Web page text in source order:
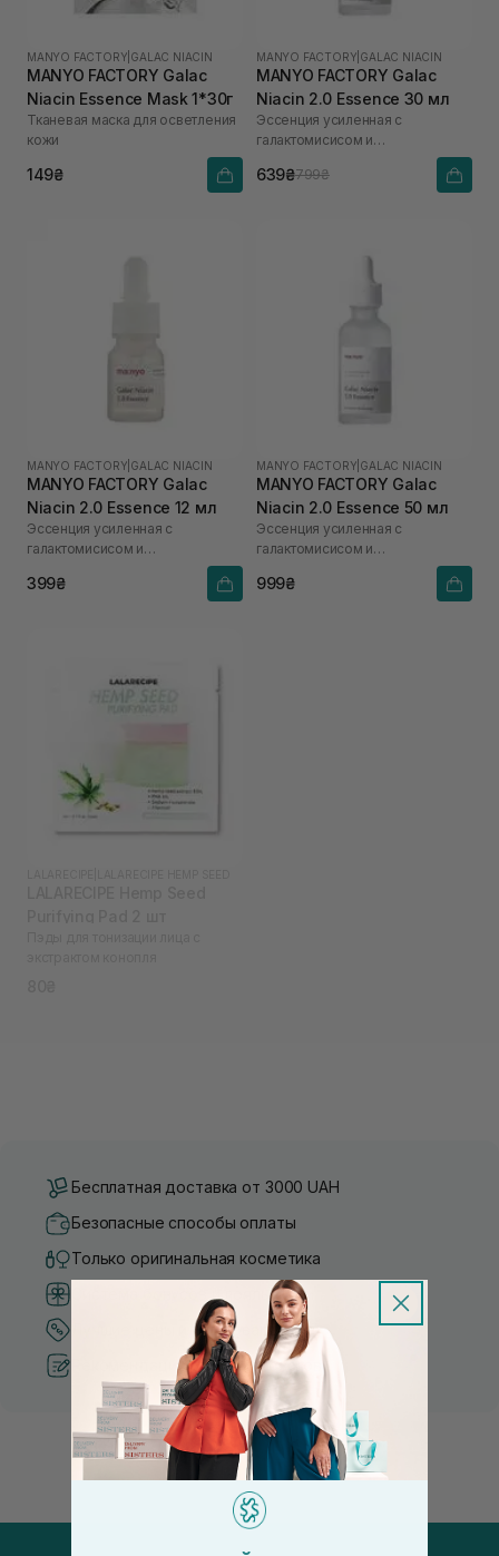
MANYO FACTORY GALAC NIACIN
MANYO FACTORY Galac
Niacin Essence Mask 1*30г
Тканевая маска для осветления
кожи
149₴
MANYO FACTORY GALAC NIACIN
MANYO FACTORY Galac
Niacin 2.0 Essence 30 мл
Эссенция усиленная с
галактомисисом и
639₴799₴
MANYO FACTORY GALAC NIACIN
MANYO FACTORY Galac
Niacin 2.0 Essence 12 мл
Эссенция усиленная с
галактомисисом и
399₴
MANYO FACTORY GALAC NIACIN
MANYO FACTORY Galac
Niacin 2.0 Essence 50 мл
Эссенция усиленная с
галактомисисом и
999₴
Бесплатная доставка от 3000 UAH
Безопасные способы оплаты
Только оригинальная косметика
Система бонусов и лояльности
Лучшие цены и топ товары
Рекомендации от косметологов